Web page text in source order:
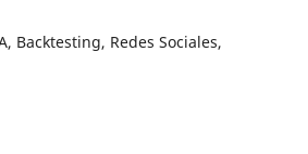
Backtesting, Redes Sociales,